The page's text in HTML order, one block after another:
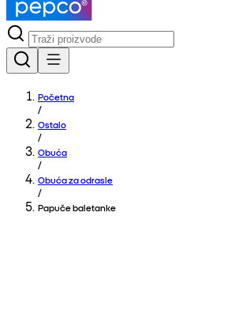
Početna
/
Ostalo
/
Obuća
/
Obuća za odrasle
/
Papuče baletanke